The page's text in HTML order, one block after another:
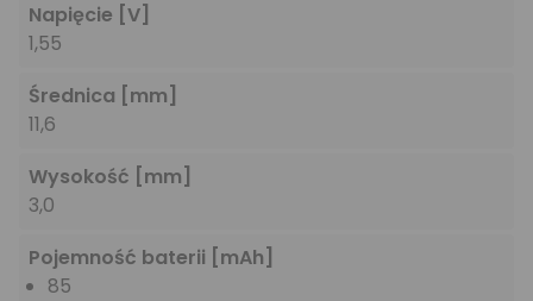
Napięcie [V]
1,55
Średnica [mm]
11,6
Wysokość [mm]
3,0
Pojemność baterii [mAh]
85